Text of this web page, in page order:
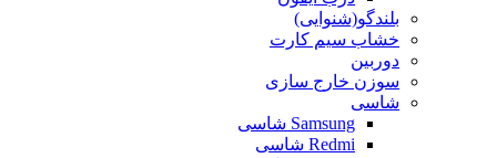
بلندگو(شنوایی)
خشاب سیم کارت
دوربین
سوزن خارج سازی
شاسی
Samsung شاسی
Redmi شاسی